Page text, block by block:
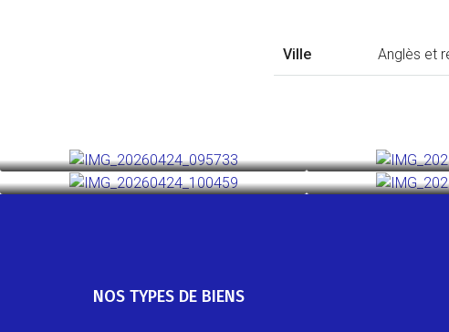
Ville Anglès et
NOS TYPES DE BIENS